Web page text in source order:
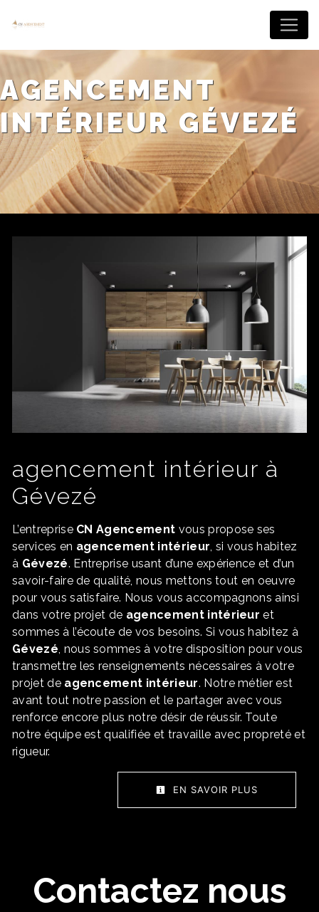
AGENCEMENT
INTÉRIEUR GÉVEZÉ
agencement intérieur à
Gévezé
L’entreprise CN Agencement vous propose ses
services en agencement intérieur, si vous habitez
à Gévezé. Entreprise usant d’une expérience et d’un
savoir-faire de qualité, nous mettons tout en oeuvre
pour vous satisfaire. Nous vous accompagnons ainsi
dans votre projet de agencement intérieur et
sommes à l’écoute de vos besoins. Si vous habitez à
Gévezé, nous sommes à votre disposition pour vous
transmettre les renseignements nécessaires à votre
projet de agencement intérieur. Notre métier est
avant tout notre passion et le partager avec vous
renforce encore plus notre désir de réussir. Toute
notre équipe est qualifiée et travaille avec propreté et
rigueur.
EN SAVOIR PLUS
Contactez nous